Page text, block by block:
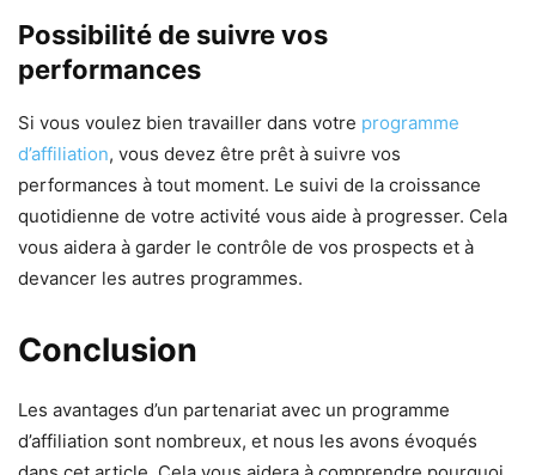
Possibilité de suivre vos
performances
Si vous voulez bien travailler dans votre programme
d’affiliation, vous devez être prêt à suivre vos
performances à tout moment. Le suivi de la croissance
quotidienne de votre activité vous aide à progresser. Cela
vous aidera à garder le contrôle de vos prospects et à
devancer les autres programmes.
Conclusion
Les avantages d’un partenariat avec un programme
d’affiliation sont nombreux, et nous les avons évoqués